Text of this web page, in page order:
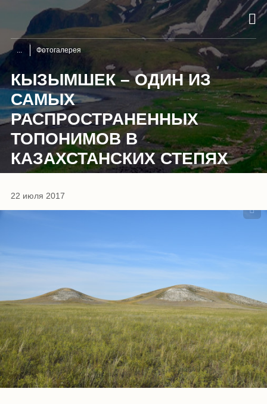
Фотогалерея
КЫЗЫМШЕК – ОДИН ИЗ
САМЫХ
РАСПРОСТРАНЕННЫХ
ТОПОНИМОВ В
КАЗАХСТАНСКИХ СТЕПЯХ
22 июля 2017